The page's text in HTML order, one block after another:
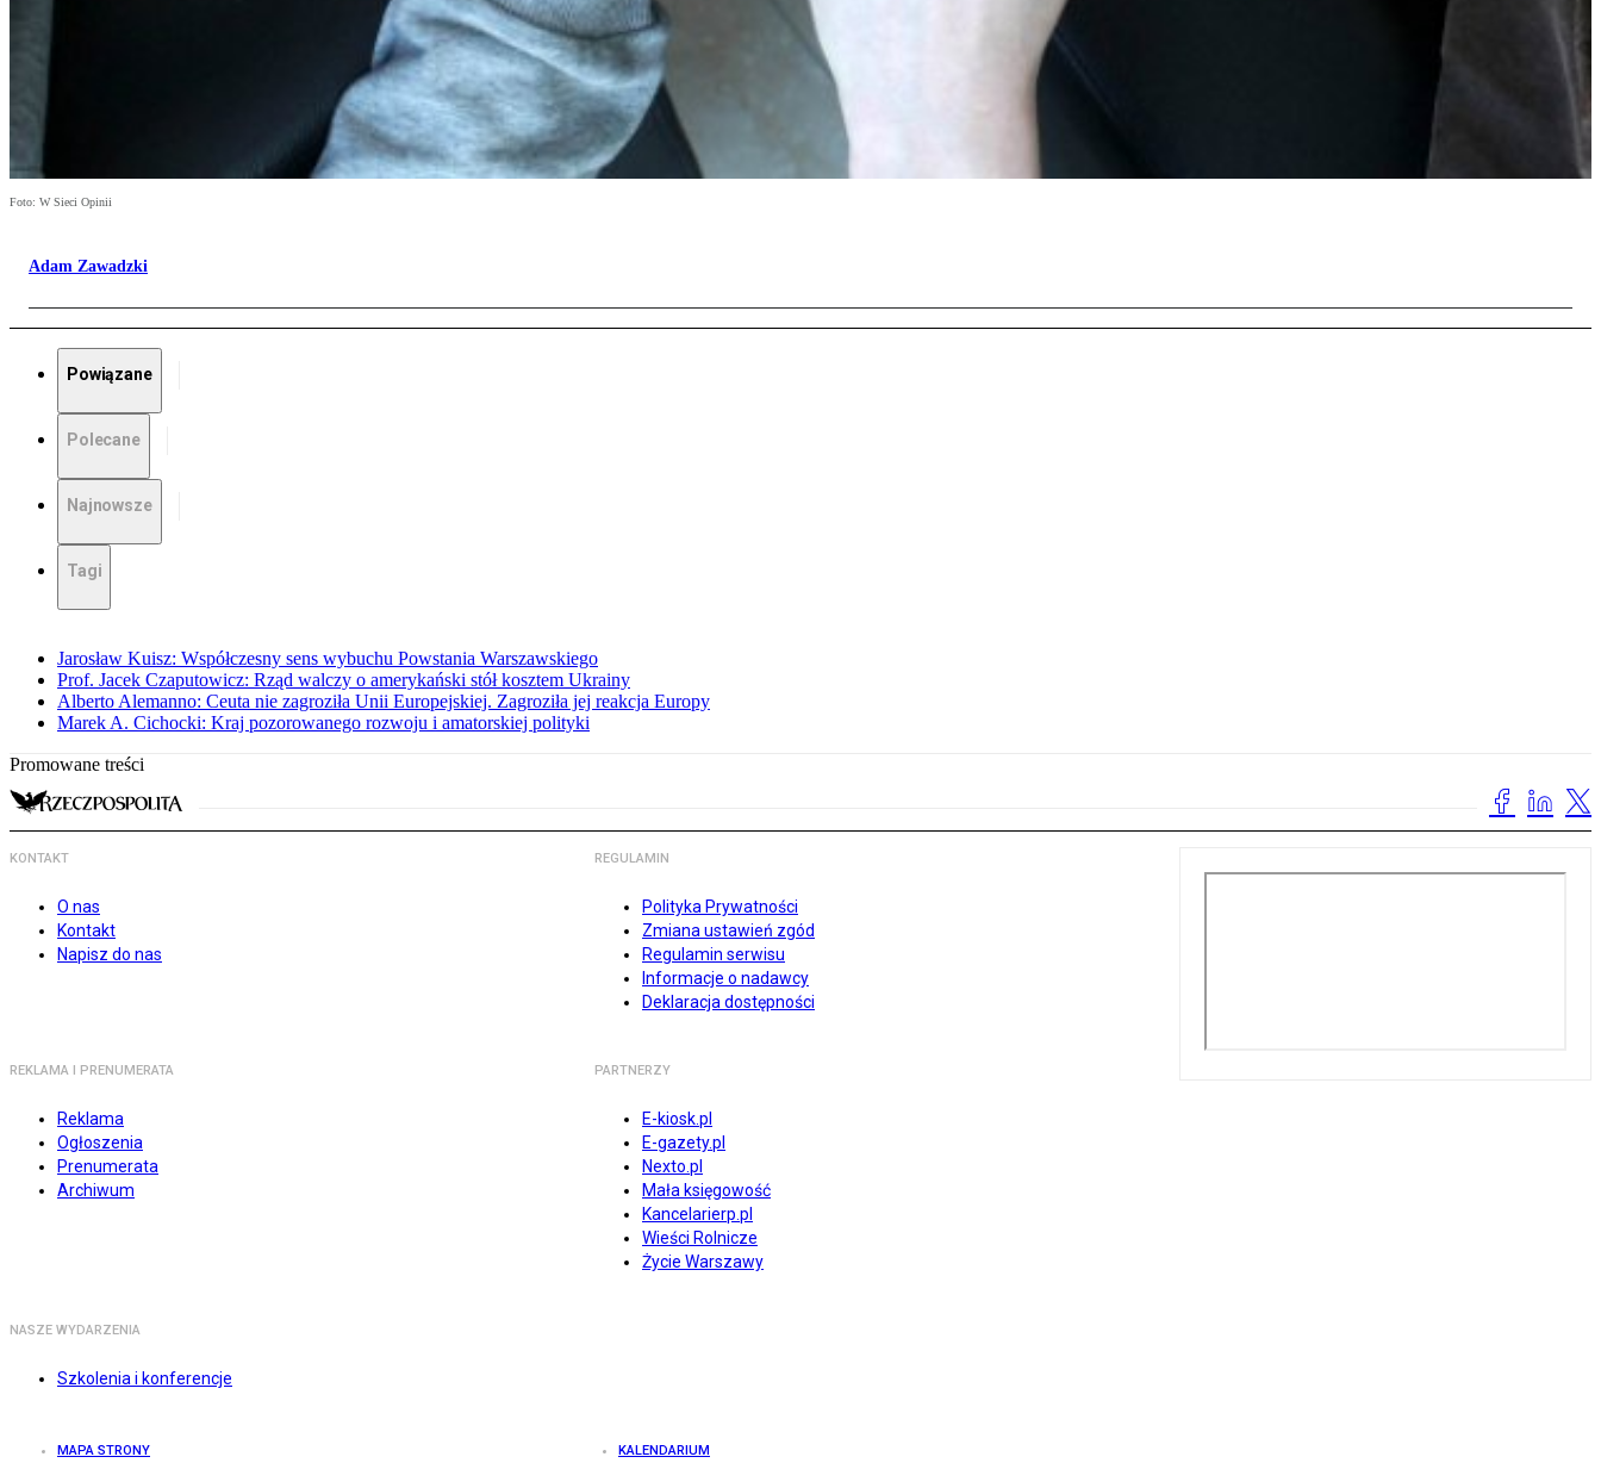
Foto: W Sieci Opinii
Adam Zawadzki
Powiązane
Polecane
Najnowsze
Tagi
Jarosław Kuisz: Współczesny sens wybuchu Powstania Warszawskiego
Prof. Jacek Czaputowicz: Rząd walczy o amerykański stół kosztem Ukrainy
Alberto Alemanno: Ceuta nie zagroziła Unii Europejskiej. Zagroziła jej reakcja Europy
Marek A. Cichocki: Kraj pozorowanego rozwoju i amatorskiej polityki
Promowane treści
KONTAKT
O nas
Kontakt
Napisz do nas
REGULAMIN
Polityka Prywatności
Zmiana ustawień zgód
Regulamin serwisu
Informacje o nadawcy
Deklaracja dostępności
REKLAMA I PRENUMERATA
Reklama
Ogłoszenia
Prenumerata
Archiwum
PARTNERZY
E-kiosk.pl
E-gazety.pl
Nexto.pl
Mała księgowość
Kancelarierp.pl
Wieści Rolnicze
Życie Warszawy
NASZE WYDARZENIA
Szkolenia i konferencje
MAPA STRONY KALENDARIUM